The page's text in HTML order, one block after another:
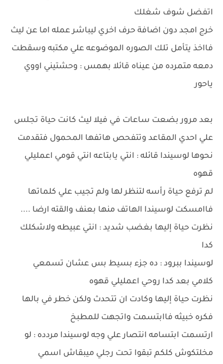
اتفضل شوف شغلك
خرج امجد دون اضافة حرف اخري ليباشر عمله اما عن ليث
فااخذ يتأمل تلك الصوره الموضوعه علي مكتبه وسقطت
دمعه متمرده من عيناه قائلا بهمس : وحشتيني اووي
ياحور
بعد مرور بضعت ساعات في فيلا ليث كانت حياة تجلس
علي احدي المقاعد وتتفحص هاتفها المحمول فتقدمت
نحوها لوسيندا قائله : انتي يابتاعه انتي قومي اعمليلي
قهوه
لم ترفع حياة رأسه لتنظر لها ولم تجيب علي كلماتها
فاامسكت لوسيندا الهاتف منها بعنف والقته ارضا ....
نظرت حياة إليها بغضب شديد : انتي عبيطه ولاشكلك
كدا
لوسيندا ببرود : ده جزء بسيط بس عشان تسمعي
كلامي بعد كدا روحي اعمليلي قهوه
نظرت حياة إليها وكادت ان تتحدث ولكن خطر في بالها
فكره خبيثه فاابتسمت واتجهت للمطبخ
ارتسمت ابتسامه انتصار علي وجه لوسيندا مردده : لو
مخلتكوش كلكم تبقوا تحت رجلي ميبقاش اسمي